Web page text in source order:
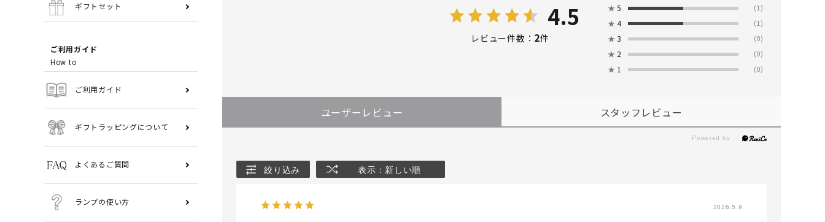
ギフトセット
ご利用ガイド
How to
ご利用ガイド
ギフトラッピングについて
よくあるご質問
ランプの使い方
4.5
レビュー件数： 2件
★ 5 (1)
★ 4 (1)
★ 3 (0)
★ 2 (0)
★ 1 (0)
ユーザーレビュー スタッフレビュー
絞り込み 表示：新しい順
2026.5.9